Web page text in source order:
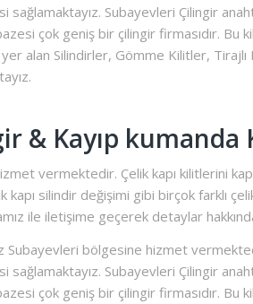
sağlamaktayız. Subayevleri Çilingir
çok geniş bir çilingir firmasıdır. Bu
alan Silindirler, Gömme Kilitler, Tirajlı
& Kayıp kumanda
vermektedir. Çelik kapı kilitlerini
kapı silindir değişimi gibi birçok farklı
ile iletişime geçerek detaylar
Subayevleri bölgesine hizmet
sağlamaktayız. Subayevleri Çilingir
çok geniş bir çilingir firmasıdır. Bu